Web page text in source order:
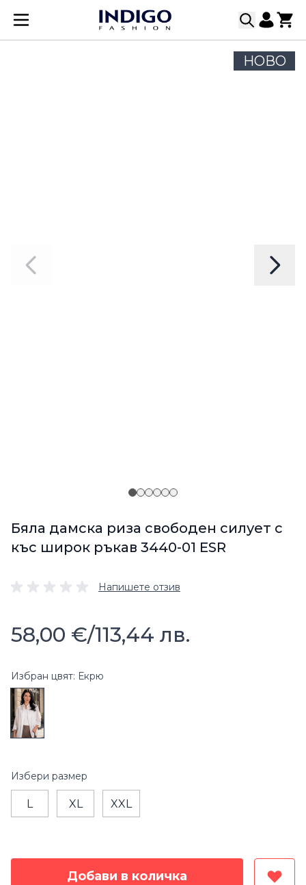
Прескачане към съдържанието
НОВО
Бяла дамска риза свободен силует с
къс широк ръкав 3440-01 ESR
Напишете отзив
58,00 €/113,44 лв.
Избран цвят: Екрю
Избери размер
L XL XXL
Добави в количка